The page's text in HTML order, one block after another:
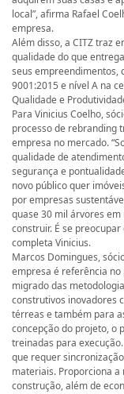
local”, afirma Rafael
empresa.
Além disso, a CITZ traz
qualidade do que
seus empreendimentos,
9001:2015 e nível A na
Qualidade e
Para Vinicius Coelho,
processo de rebranding
empresa no mercado.
qualidade de
segurança e
novo público quer
por empresas
quase 30 mil árvores
construir. É se
completa Vinicius.
Marcos Domingues,
empresa é referência
migrado das
construtivos inovadores
térreas e também para
concepção do projeto, o
treinadas para
que requer
materiais. Proporciona a
construção, além de